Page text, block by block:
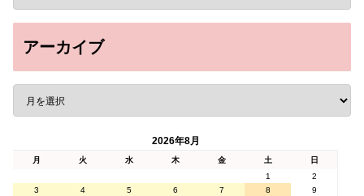
アーカイブ
2026年8月
月 火 水 木 金 土
日
1
2
3
4 5 6 7 8
9